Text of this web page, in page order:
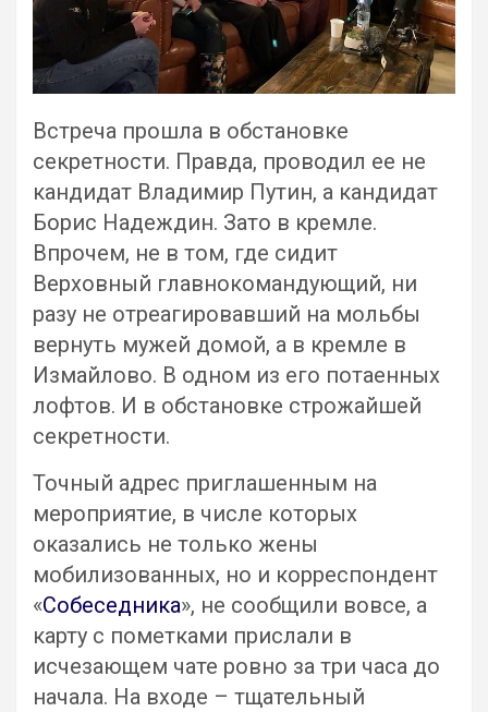
Встреча прошла в обстановке
секретности. Правда, проводил ее не
кандидат Владимир Путин, а кандидат
Борис Надеждин. Зато в кремле.
Впрочем, не в том, где сидит
Верховный главнокомандующий, ни
разу не отреагировавший на мольбы
вернуть мужей домой, а в кремле в
Измайлово. В одном из его потаенных
лофтов. И в обстановке строжайшей
секретности.
Точный адрес приглашенным на
мероприятие, в числе которых
оказались не только жены
мобилизованных, но и корреспондент
«Собеседника», не сообщили вовсе, а
карту с пометками прислали в
исчезающем чате ровно за три часа до
начала. На входе – тщательный